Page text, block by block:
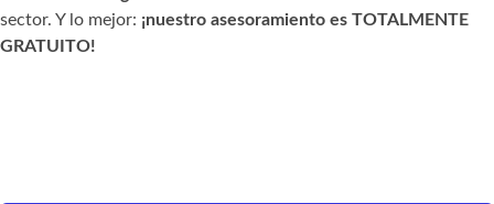
sector. Y lo mejor: ¡nuestro asesoramiento es TOTALMENTE
GRATUITO!